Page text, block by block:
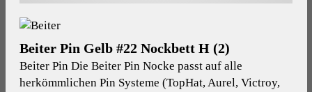
Beiter Pin Gelb #22 Nockbett H (2)
Beiter Pin Die Beiter Pin Nocke passt auf alle
herkömmlichen Pin Systeme (TopHat, Aurel, Victroy,